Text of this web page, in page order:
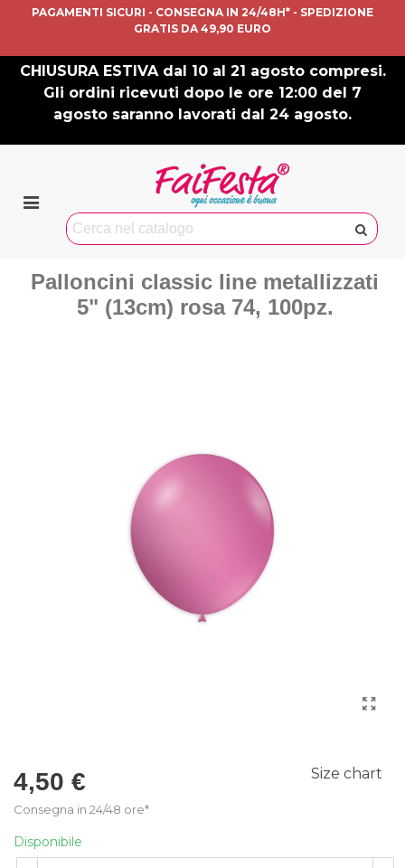
PAGAMENTI SICURI - CONSEGNA IN 24/48H* - SPEDIZIONE
GRATIS DA 49,90 EURO
CHIUSURA ESTIVA dal 10 al 21 agosto compresi.
Gli ordini ricevuti dopo le ore 12:00 del 7
agosto saranno lavorati dal 24 agosto.
Palloncini classic line metallizzati
5" (13cm) rosa 74, 100pz.
4,50 €
Consegna in 24/48 ore*
Size chart
Disponibile